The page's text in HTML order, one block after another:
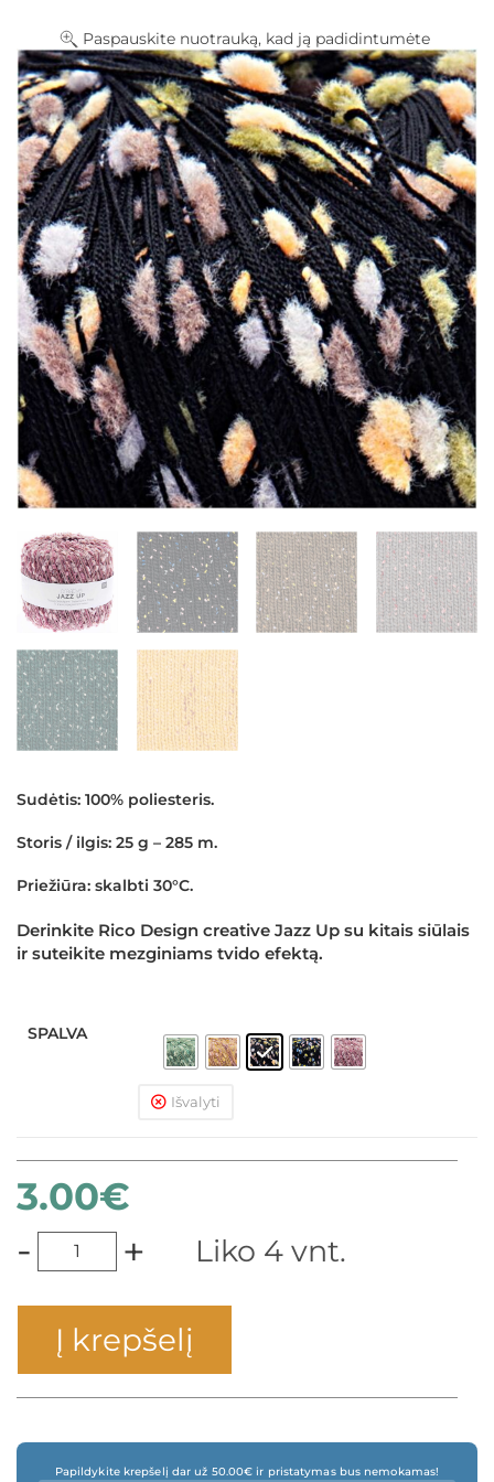
Paspauskite nuotrauką, kad ją padidintumėte
Sudėtis: 100% poliesteris.
Storis / ilgis: 25 g – 285 m.
Priežiūra: skalbti 30°C.
Derinkite Rico Design creative Jazz Up su kitais siūlais
ir suteikite mezginiams tvido efektą.
SPALVA
Išvalyti
3.00€
- + Liko 4 vnt.
Į krepšelį
Papildykite krepšelį dar už 50.00€ ir pristatymas bus nemokamas!